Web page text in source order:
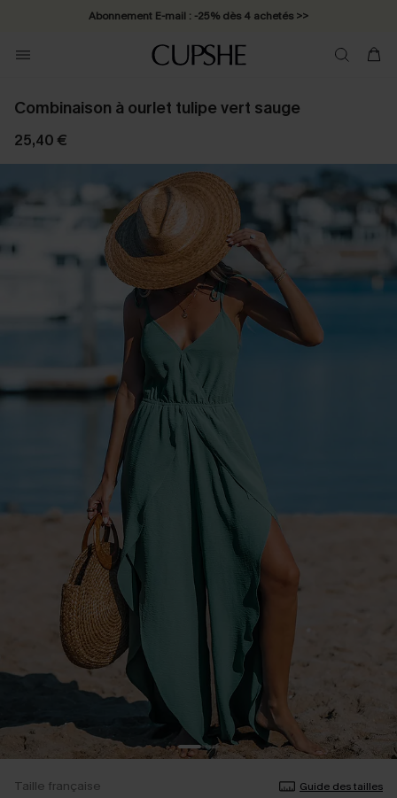
Abonnement E-mail : -25% dès 4 achetés >>
Combinaison à ourlet tulipe vert sauge
25,40 €
Taille française Guide des tailles